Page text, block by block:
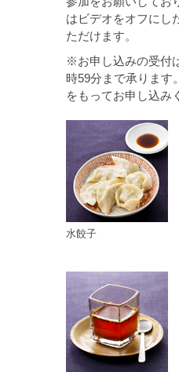
はビデオをオフにし
ただけます。
※お申し込みの受付
時59分まで承ります
をもってお申し込み
水餃子